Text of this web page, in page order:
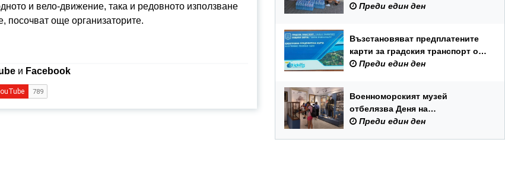
и вело-движение, така и редовното използване
посочват още организаторите.
и Facebook
вода
Преди един ден
Възстановяват предплатените
карти за градския транспорт от 6
август
Преди един ден
Военноморският музей
отбелязва Деня на
Военноморските сили с вход
Преди един ден